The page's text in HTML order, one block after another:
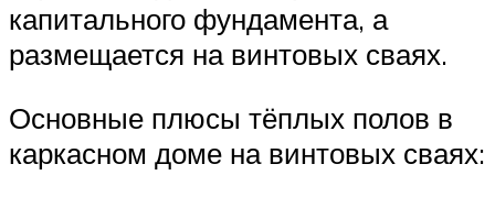
капитального фундамента, а
размещается на винтовых сваях.
Основные плюсы тёплых полов в
каркасном доме на винтовых сваях: